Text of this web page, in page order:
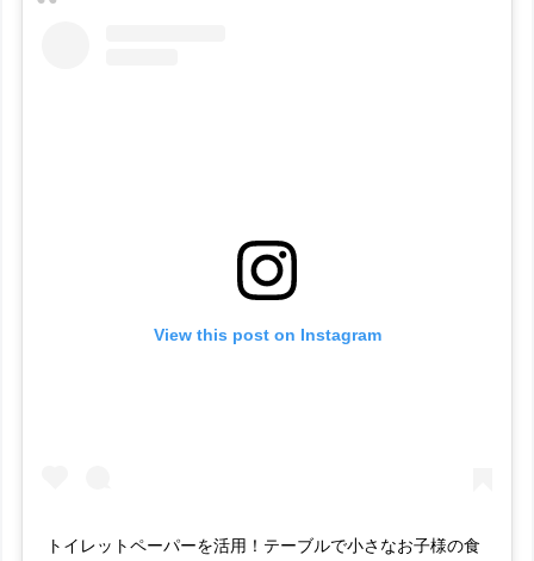
View this post on Instagram
トイレットペーパーを活用！テーブルで小さなお子様の食